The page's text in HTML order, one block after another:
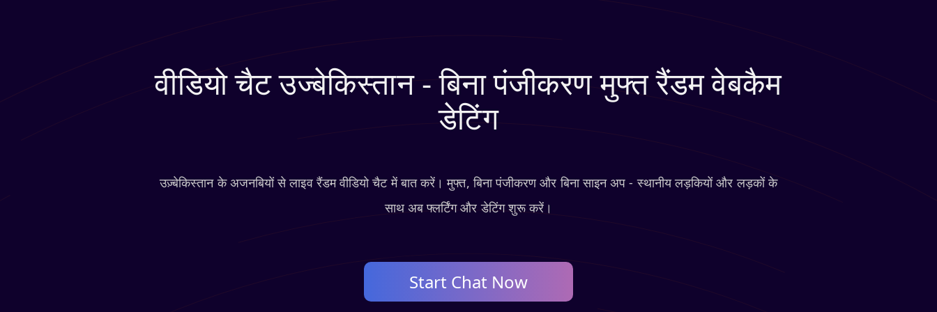
वीडियो चैट उज्बेकिस्तान - बिना पंजीकरण मुफ्त रैंडम वेबकैम
डेटिंग
उज़्बेकिस्तान के अजनबियों से लाइव रैंडम वीडियो चैट में बात करें। मुफ्त, बिना पंजीकरण और बिना साइन अप - स्थानीय लड़कियों और लड़कों के
साथ अब फ्लर्टिंग और डेटिंग शुरू करें।
Start Chat Now